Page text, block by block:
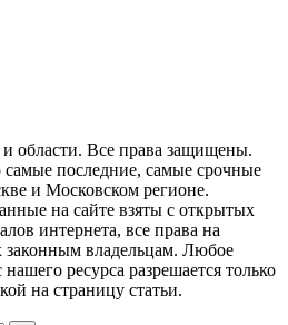
области. Все права защищены.
последние, самые срочные
и Московском регионе.
на сайте взяты с открытых
интернета, все права на
законным владельцам. Любое
ресурса разрешается только
на страницу статьи.